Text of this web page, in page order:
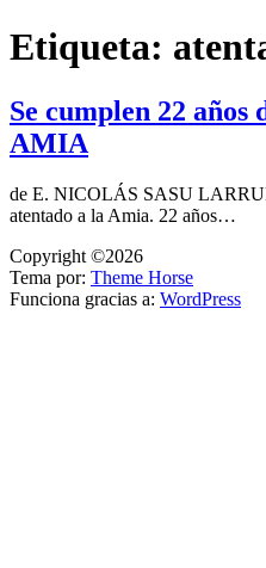
Etiqueta:
Se cumplen 22 años
AMIA
de E. NICOLÁS SASU
atentado a la Amia. 22 años…
Copyright ©2026
Tema por: Theme Horse
Funciona gracias a: WordPress